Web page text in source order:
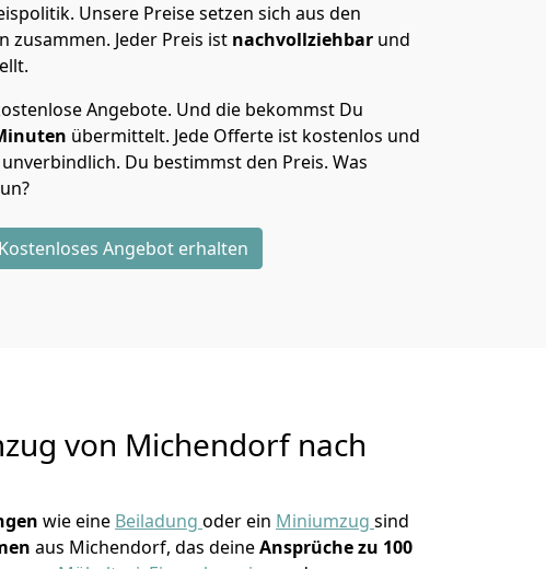
Unsere Preise setzen sich aus den
zusammen. Jeder Preis ist nachvollziehbar und
Angebote. Und die bekommst Du
übermittelt. Jede Offerte ist kostenlos und
Du bestimmst den Preis. Was
Kostenloses Angebot erhalten
von Michendorf nach
wie eine Beiladung oder ein Miniumzug sind
aus Michendorf, das deineAnsprüche zu 100